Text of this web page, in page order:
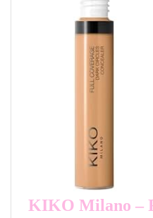
KIKO Milano –